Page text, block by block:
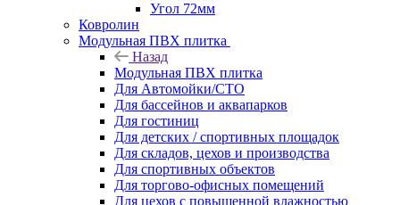
Угол 72мм
Ковролин
Модульная ПВХ плитка
Назад
Модульная ПВХ плитка
Для Автомойки/СТО
Для бассейнов и аквапарков
Для гостиниц
Для детских / спортивных площадок
Для складов, цехов и производства
Для спортивных объектов
Для торгово-офисных помещений
Для цехов с повышенной влажностью